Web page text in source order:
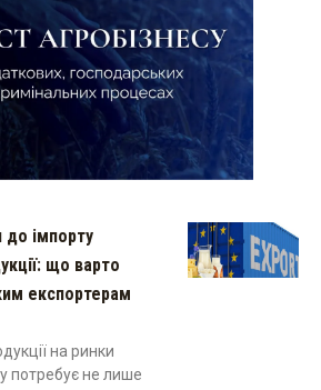
імпорту
що варто
експортерам
на ринки
потребує не лише